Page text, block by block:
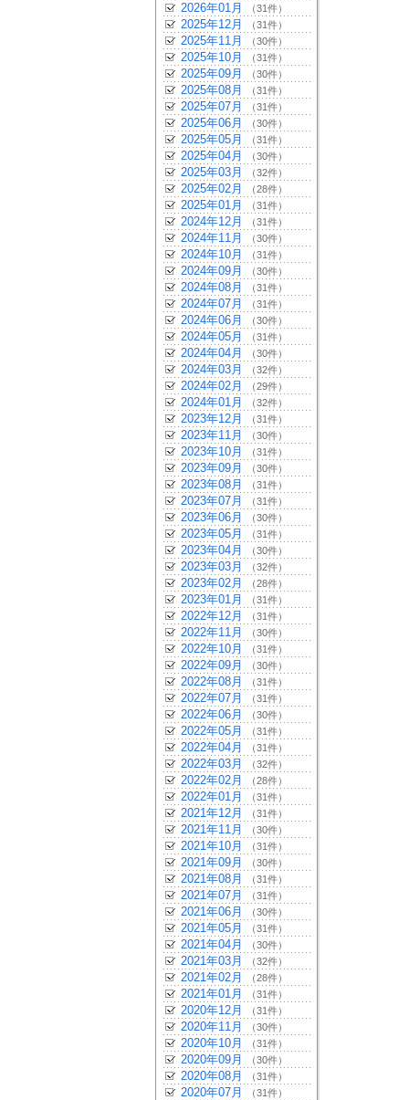
2026年01月 （31件）
2025年12月 （31件）
2025年11月 （30件）
2025年10月 （31件）
2025年09月 （30件）
2025年08月 （31件）
2025年07月 （31件）
2025年06月 （30件）
2025年05月 （31件）
2025年04月 （30件）
2025年03月 （32件）
2025年02月 （28件）
2025年01月 （31件）
2024年12月 （31件）
2024年11月 （30件）
2024年10月 （31件）
2024年09月 （30件）
2024年08月 （31件）
2024年07月 （31件）
2024年06月 （30件）
2024年05月 （31件）
2024年04月 （30件）
2024年03月 （32件）
2024年02月 （29件）
2024年01月 （32件）
2023年12月 （31件）
2023年11月 （30件）
2023年10月 （31件）
2023年09月 （30件）
2023年08月 （31件）
2023年07月 （31件）
2023年06月 （30件）
2023年05月 （31件）
2023年04月 （30件）
2023年03月 （32件）
2023年02月 （28件）
2023年01月 （31件）
2022年12月 （31件）
2022年11月 （30件）
2022年10月 （31件）
2022年09月 （30件）
2022年08月 （31件）
2022年07月 （31件）
2022年06月 （30件）
2022年05月 （31件）
2022年04月 （31件）
2022年03月 （32件）
2022年02月 （28件）
2022年01月 （31件）
2021年12月 （31件）
2021年11月 （30件）
2021年10月 （31件）
2021年09月 （30件）
2021年08月 （31件）
2021年07月 （31件）
2021年06月 （30件）
2021年05月 （31件）
2021年04月 （30件）
2021年03月 （32件）
2021年02月 （28件）
2021年01月 （31件）
2020年12月 （31件）
2020年11月 （30件）
2020年10月 （31件）
2020年09月 （30件）
2020年08月 （31件）
2020年07月 （31件）